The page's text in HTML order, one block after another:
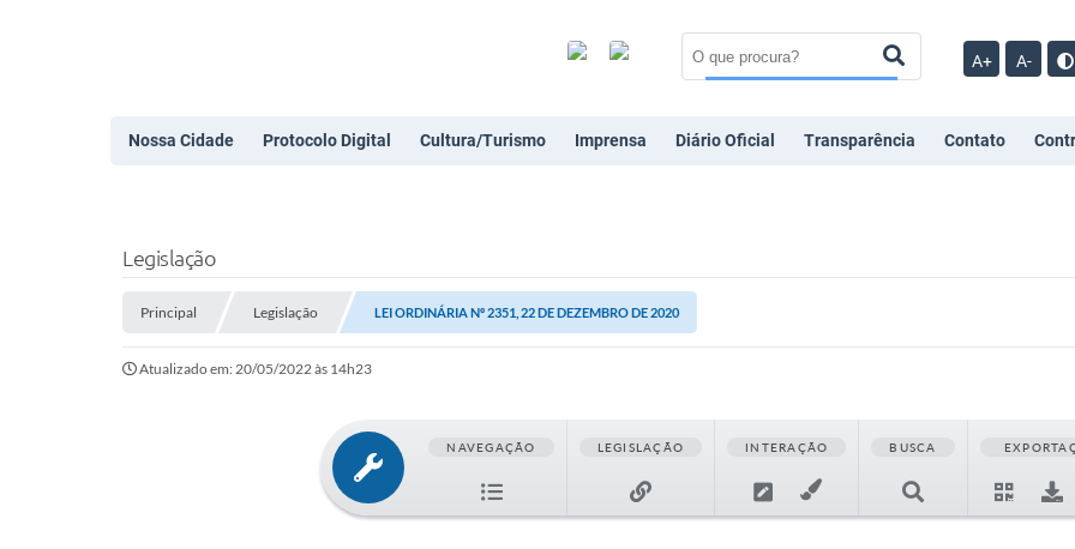
A+ A-
Nossa Cidade Protocolo Digital Cultura/Turismo Imprensa Diário Oficial Transparência Contato
Legislação
Principal Legislação LEI ORDINÁRIA Nº 2351, 22 DE DEZEMBRO DE 2020
Atualizado em: 20/05/2022 às 14h23
NAVEGAÇÃO LEGISLAÇÃO INTERAÇÃO BUSCA